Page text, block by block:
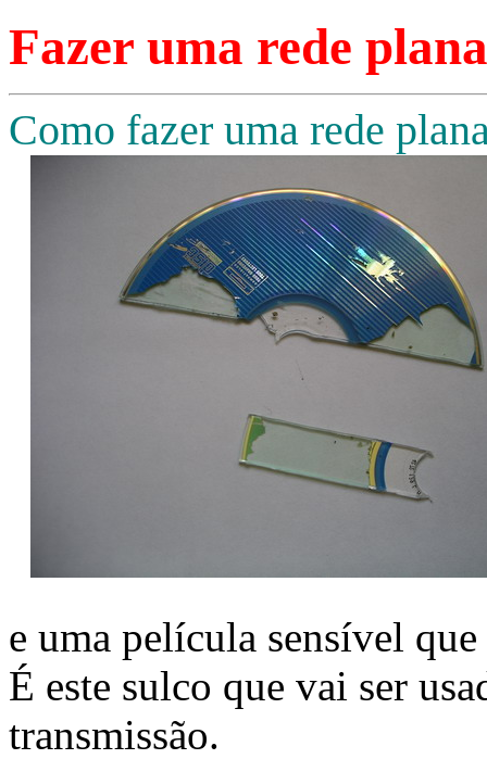
Fazer uma rede plana
Como fazer uma rede
e uma película sensível
É este sulco que vai ser
transmissão.